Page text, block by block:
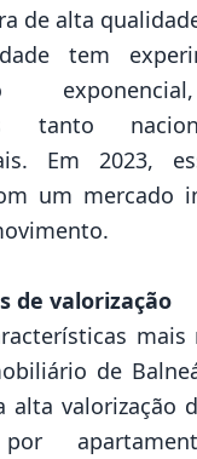
de alta
tem
tanto
Em 2023,
um mercado
de valorização
mais
de
alta valorização